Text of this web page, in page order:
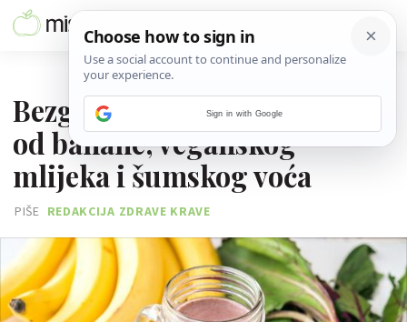
Bezglutenski doručak - sok
od banane, veganskog
mlijeka i šumskog voća
PIŠE REDAKCIJA ZDRAVE KRAVE
Sign in with Google